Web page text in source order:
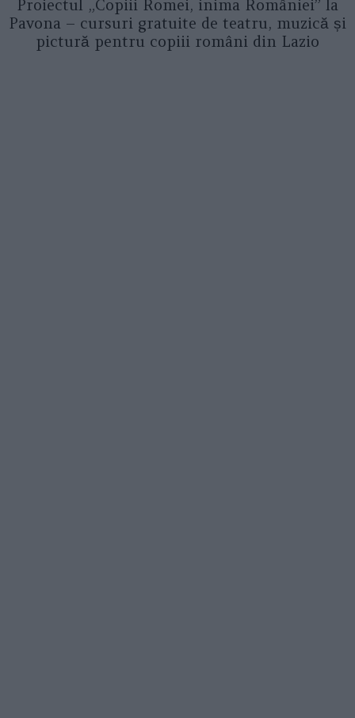
Proiectul „Copiii Romei, inima României” la
Pavona – cursuri gratuite de teatru, muzică și
pictură pentru copiii români din Lazio